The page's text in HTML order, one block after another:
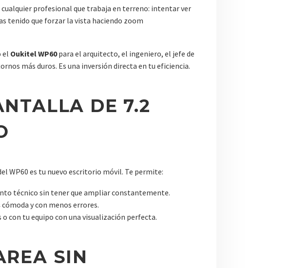
profesional que trabaja en terreno: intentar ver
tenido que forzar la vista haciendo zoom
el Oukitel WP60para el arquitecto, el ingeniero, el jefe de
más duros. Es una inversión directa en tu eficiencia.
DE 7.2
WP60 es tu nuevo escritorio móvil. Te permite:
técnico sin tener que ampliar constantemente.
y con menos errores.
con tu equipo con una visualización perfecta.
SIN